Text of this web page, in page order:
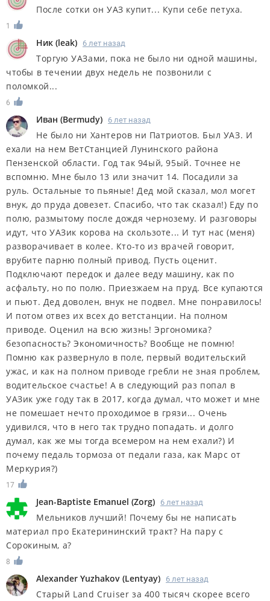
После сотки он УАЗ купит... Купи себе петуха.
1
Ник (leak) 6 лет назад
Торгую УАЗами, пока не было ни одной машины,
чтобы в течении двух недель не позвонили с
поломкой...
6
Иван (Bermudy) 6 лет назад
Не было ни Хантеров ни Патриотов. Был УАЗ. И
ехали на нем ВетСтанцией Лунинского района
Пензенской области. Год так 94ый, 95ый. Точнее не
вспомню. Мне было 13 или значит 14. Посадили за
руль. Остальные то пьяные! Дед мой сказал, мол могет
внук, до пруда довезет. Спасибо, что так сказал!) Еду по
полю, размытому после дождя чернозему. И разговоры
идут, что УАЗик корова на скользоте... И тут нас (меня)
разворачивает в колее. Кто-то из врачей говорит,
врубите парню полный привод. Пусть оценит.
Подключают передок и далее веду машину, как по
асфальту, но по полю. Приезжаем на пруд. Все купаются
и пьют. Дед доволен, внук не подвел. Мне понравилось!
И потом отвез их всех до ветстанции. На полном
приводе. Оценил на всю жизнь! Эргономика?
безопасность? Экономичность? Вообще не помню!
Помню как развернуло в поле, первый водительский
ужас, и как на полном приводе гребли не зная проблем,
водительское счастье! А в следующий раз попал в
УАЗик уже году так в 2017, когда думал, что может и мне
не помешает нечто проходимое в грязи... Очень
удивился, что в него так трудно попадать. и долго
думал, как же мы тогда всемером на нем ехали?) И
почему педаль тормоза от педали газа, как Марс от
Меркурия?)
17
Jean-Baptiste Emanuel (Zorg) 6 лет назад
Мельников лучший! Почему бы не написать
материал про Екатерининский тракт? На пару с
Сорокиным, а?
8
Alexander Yuzhakov (Lentyay) 6 лет назад
Старый Land Cruiser за 400 тысяч скорее всего